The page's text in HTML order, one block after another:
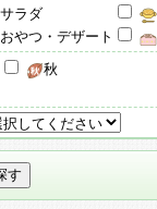
サラダ
おやつ・デザート
秋